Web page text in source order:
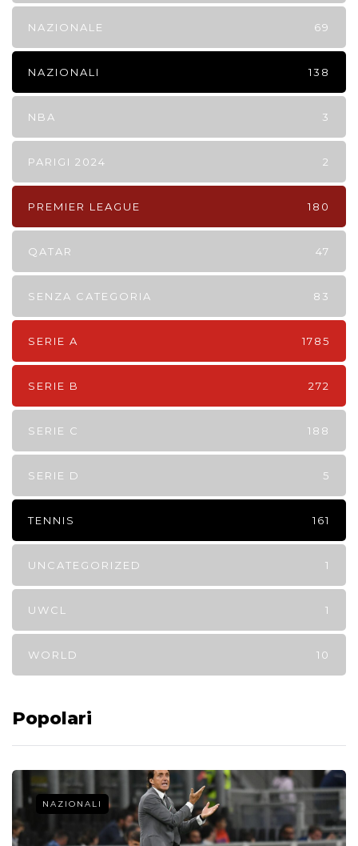
NAZIONALE 69
NAZIONALI 138
NBA 3
PARIGI 2024 2
PREMIER LEAGUE 180
QATAR 47
SENZA CATEGORIA 83
SERIE A 1785
SERIE B 272
SERIE C 188
SERIE D 5
TENNIS 161
UNCATEGORIZED 1
UWCL 1
WORLD 10
Popolari
NAZIONALI